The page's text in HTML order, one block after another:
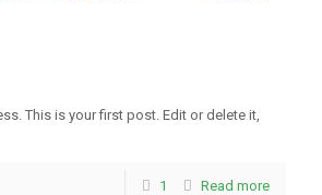
This is your first post. Edit or delete it,
1 Read more